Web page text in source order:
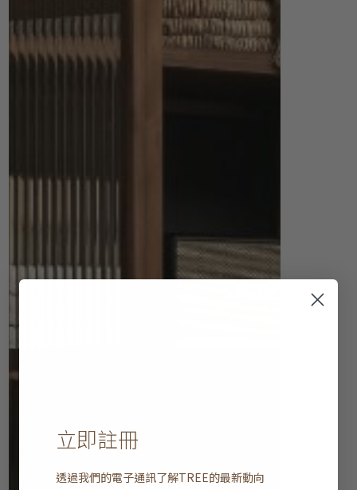
立即註冊
透過我們的電子通訊了解TREE的最新動向